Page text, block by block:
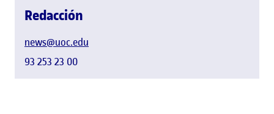
Redacción
news@uoc.edu
93 253 23 00